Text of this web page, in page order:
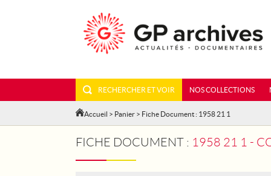
RECHERCHER ET VOIR NOS COLLECTIONS
Accueil > Panier > Fiche Document : 1958 21 1
FICHE DOCUMENT : 1958 21 1 -